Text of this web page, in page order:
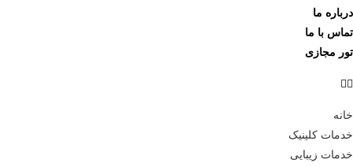
درباره ما
تماس با ما
تور مجازی
خانه
خدمات کلینیک
خدمات زیبایی